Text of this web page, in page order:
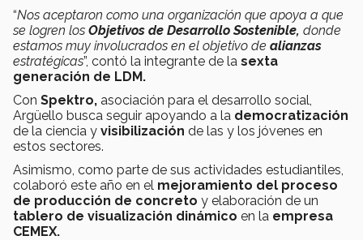
“Nos aceptaron como una organización que apoya a que
se logren los Objetivos de Desarrollo Sostenible, donde
estamos muy involucrados en el objetivo de alianzas
estratégicas”, contó la integrante de la sexta
generación de LDM.
Con Spektro, asociación para el desarrollo social,
Argüello busca seguir apoyando a la democratización
de la ciencia y visibilización de las y los jóvenes en
estos sectores.
Asimismo, como parte de sus actividades estudiantiles,
colaboró este año en el mejoramiento del proceso
de producción de concreto y elaboración de un
tablero de visualización dinámico en la empresa
CEMEX.